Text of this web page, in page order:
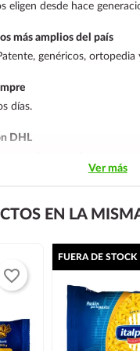
eligen desde hace
más amplios del país
genéricos, ortopedia
días.
DHL
rastreo y entrega segura.
Ver más
EN LA
favorite_border
FUERA DE STOCK